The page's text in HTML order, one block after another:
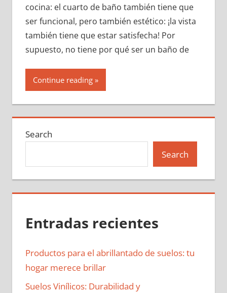
cocina: el cuarto de baño también tiene que
ser funcional, pero también estético: ¡la vista
también tiene que estar satisfecha! Por
supuesto, no tiene por qué ser un baño de
Continue reading
Search
Search
Entradas recientes
Productos para el abrillantado de suelos: tu
hogar merece brillar
Suelos Vinílicos: Durabilidad y